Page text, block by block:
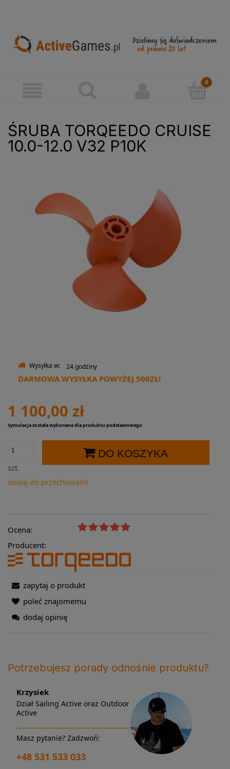
ŚRUBA TORQEEDO CRUISE
10.0-12.0 V32 P10K
Wysyłka w: 24 godziny
DARMOWA WYSYŁKA POWYŻEJ 500ZŁ!
1 100,00 zł
Symulacja została wykonana dla produktu podstawowego
szt.
DO KOSZYKA
dodaj do przechowalni
Ocena:
Producent:
zapytaj o produkt
poleć znajomemu
dodaj opinię
Potrzebujesz porady odnośnie produktu?
Krzysiek
Dział Sailing Active oraz Outdoor
Active
Masz pytanie? Zadzwoń:
+48 531 533 033